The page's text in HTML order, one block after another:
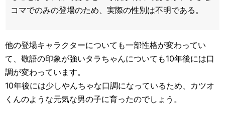
コマでのみの登場のため、実際の性別は不明である。
他の登場キャラクターについても一部性格が変わってい
て、敬語の印象が強いタラちゃんについても10年後には口
調が変わっています。
10年後には少しやんちゃな口調になっているため、カツオ
くんのような元気な男の子に育ったのでしょう。